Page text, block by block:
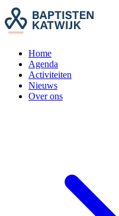
Home
Agenda
Activiteiten
Nieuws
Over ons